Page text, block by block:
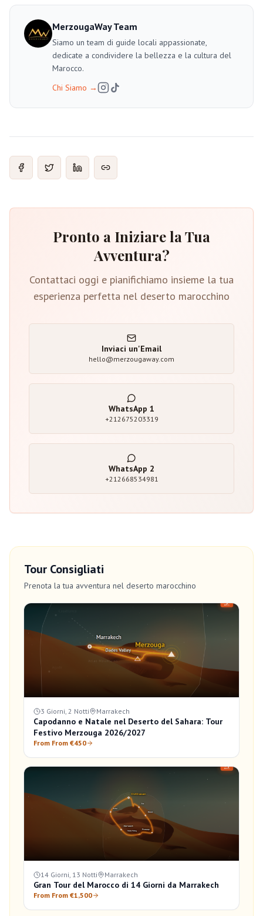
MerzougaWay Team
Siamo un team di guide locali appassionate,
dedicate a condividere la bellezza e la cultura del
Marocco.
Chi Siamo →
Pronto a Iniziare la Tua
Avventura?
Contattaci oggi e pianifichiamo insieme la tua
esperienza perfetta nel deserto marocchino
Inviaci un'Email
hello@merzougaway.com
WhatsApp 1
+212675203319
WhatsApp 2
+212668534981
Tour Consigliati
Prenota la tua avventura nel deserto marocchino
3 Giorni, 2 Notti Marrakech
Capodanno e Natale nel Deserto del Sahara: Tour
Festivo Merzouga 2026/2027
From From €450
14 Giorni, 13 Notti Marrakech
Gran Tour del Marocco di 14 Giorni da Marrakech
From From €1,500